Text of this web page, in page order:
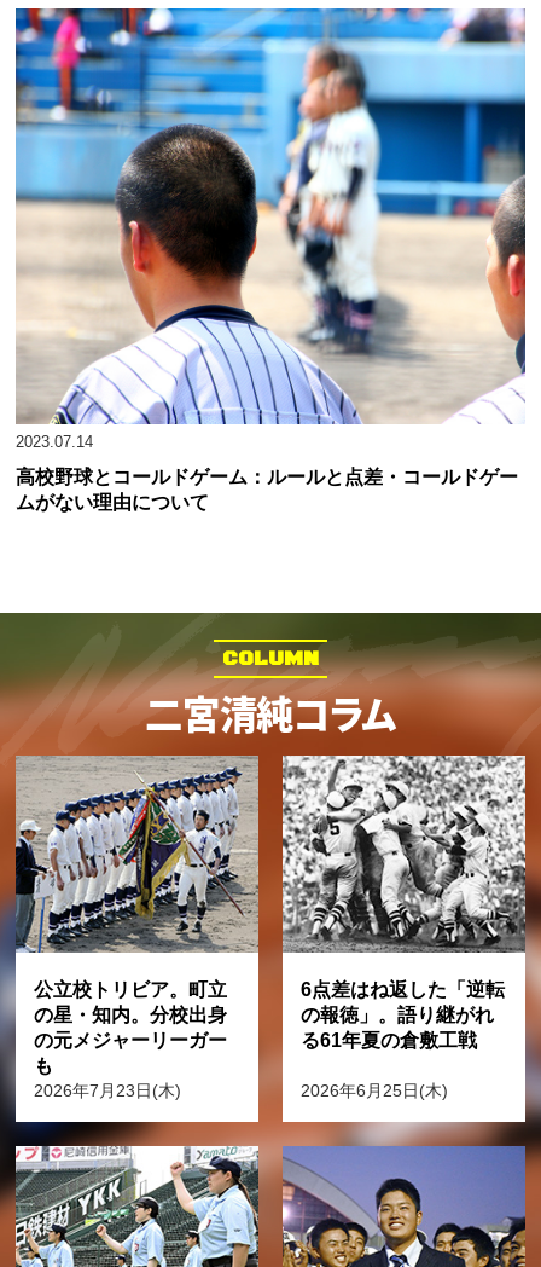
令和2年
新型コロナの影
響で交流試合の
み
東海大相模
第103回 横浜(19) 2回戦敗退
第104回 横浜(20) 2回戦敗退
令和5年 第105回 慶応(19)
2023.07.14
高校野球とコールドゲーム：ルールと点差・コールドゲー
ムがない理由について
COLUMN
二宮清純コラム
公立校トリビア。町立
の星・知内。分校出身
の元メジャーリーガー
も
2026年7月23日(木)
6点差はね返した「逆転
の報徳」。語り継がれ
る61年夏の倉敷工戦
2026年6月25日(木)